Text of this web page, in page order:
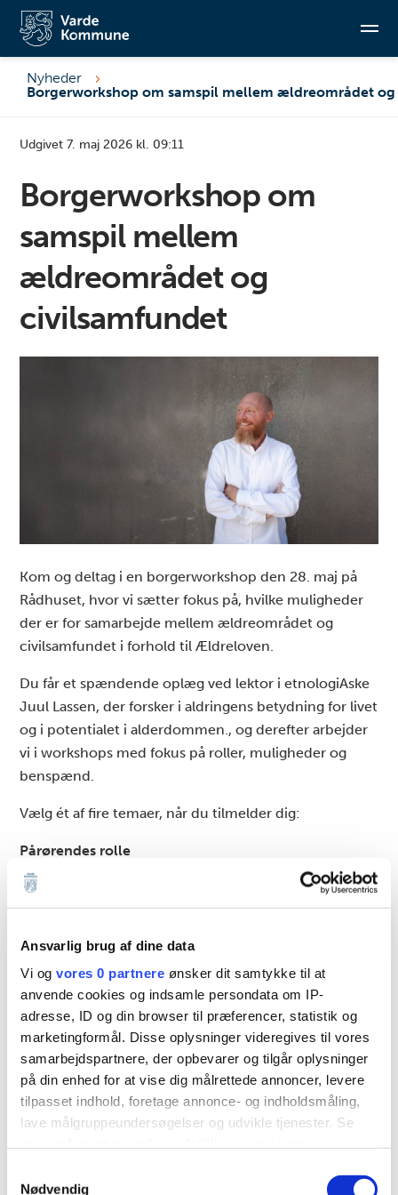
Ansvarlig brug af dine data
Vi og vores 0 partnere ønsker dit samtykke til at
anvende cookies og indsamle persondata om IP-
adresse, ID og din browser til præferencer, statistik og
marketingformål. Disse oplysninger videregives til vores
samarbejdspartnere, der opbevarer og tilgår oplysninger
på din enhed for at vise dig målrettede annoncer, levere
tilpasset indhold, foretage annonce- og indholdsmåling,
lave målgruppeundersøgelser og udvikle tjenester. Se
tilbage eller ændre indstillinger fra vores
Nødvendig
Nyheder
Udgivet 7. maj 2026 kl. 09:11
Borgerworkshop om
samspil mellem
ældreområdet og
civilsamfundet
Kom og deltag i en borgerworkshop den 28. maj på
Rådhuset, hvor vi sætter fokus på, hvilke muligheder
der er for samarbejde mellem ældreområdet og
civilsamfundet i forhold til Ældreloven.
Du får et spændende oplæg ved lektor i etnologiAske
Juul Lassen, der forsker i aldringens betydning for livet
og i potentialet i alderdommen., og derefter arbejder
vi i workshops med fokus på roller, muligheder og
benspænd.
Vælg ét af fire temaer, når du tilmelder dig:
Pårørendes rolle
Hvilke muligheder og udfordringer oplever
pårørende, og hvordan kan samarbejdet styrkes?
Frivilliges rolle
Hvordan kan frivillige gøre en forskel?
Civilorganisationers rolle
Hvordan kan civilorganisationer bidrage?
Lokalsamfundets rolle
Hvordan kan lokalsamfund skabe fællesskaber, der
styrker trivsel, deltagelse og livskvalitet for ældre?
Det praktiske om borgerworkshoppen